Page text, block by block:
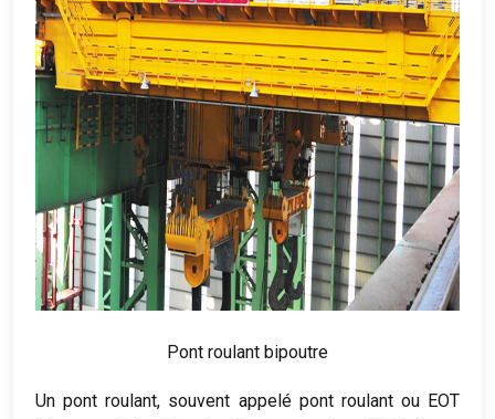
Pont roulant bipoutre
Un pont roulant, souvent appelé pont roulant ou EOT